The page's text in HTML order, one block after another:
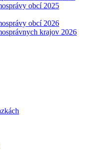
obcí 2025
obcí 2026
krajov 2026